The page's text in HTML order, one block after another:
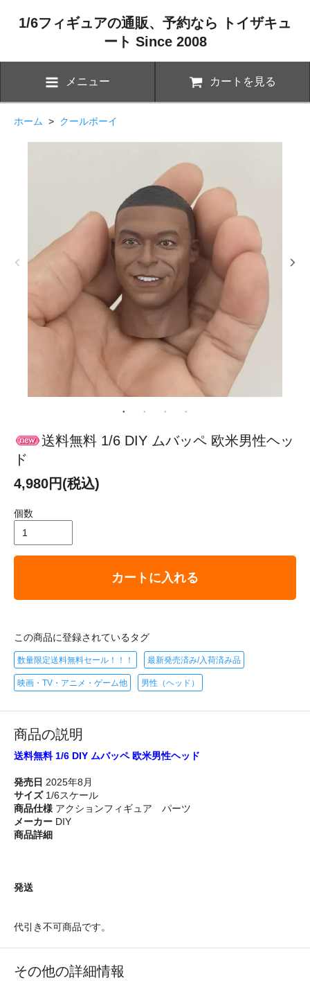
1/6フィギュアの通販、予約なら トイザキュ
ート Since 2008
メニュー カートを見る
ホーム > クールボーイ
送料無料 1/6 DIY ムバッペ 欧米男性ヘッ
ド
4,980円(税込)
個数
カートに入れる
この商品に登録されているタグ
数量限定送料無料セール！！！ 最新発売済み/入荷済み品
映画・TV・アニメ・ゲーム他 男性（ヘッド）
商品の説明
送料無料 1/6 DIY ムバッペ 欧米男性ヘッド
発売日 2025年8月
サイズ1/6スケール
商品仕様 アクションフィギュア パーツ
メーカー DIY
商品詳細
発送
代引き不可商品です。
その他の詳細情報